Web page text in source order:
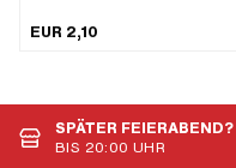
Nenndurchmesser (Gewinde): 6 mm
· Oberfläche: verzinkt (blau) ·
Festigkeitsklasse: 10.9
EUR 2,10
SPÄTER FEIERABEND?
BIS 20:00 UHR